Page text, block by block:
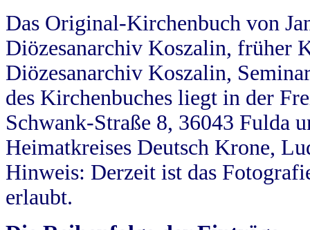
Das Original-Kirchenbuch von
Diözesanarchiv Koszalin, früher
Diözesanarchiv Koszalin,
des Kirchenbuches liegt in der
Schwank-Straße 8, 36043 Fulda
Heimatkreises Deutsch Krone,
Hinweis: Derzeit ist das
erlaubt.